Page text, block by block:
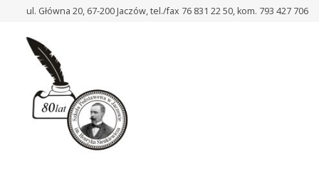
dotycząca
ul. Główna 20, 67-200 Jaczów, tel./fax 76 831 22 50, kom. 793 427 706